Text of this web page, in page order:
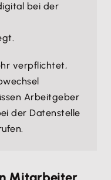
bei der
verpflichtet,
Arbeitgeber
der Datenstelle